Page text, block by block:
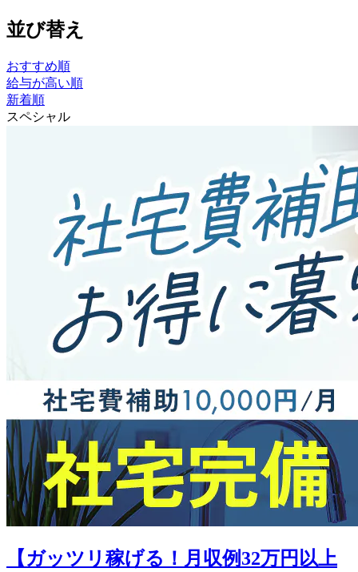
並び替え
おすすめ順
給与が高い順
新着順
スペシャル
【ガッツリ稼げる！月収例32万円以上